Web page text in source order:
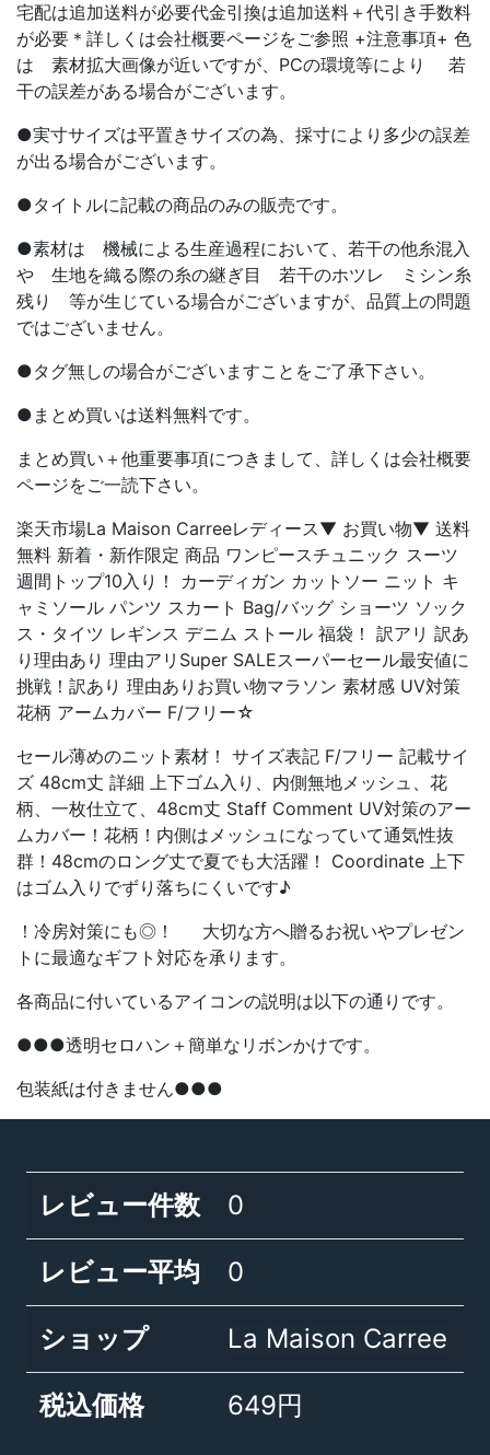
宅配は追加送料が必要代金引換は追加送料＋代引き手数料
が必要＊詳しくは会社概要ページをご参照 +注意事項+ 色
は 素材拡大画像が近いですが、PCの環境等により 若
干の誤差がある場合がございます。
●実寸サイズは平置きサイズの為、採寸により多少の誤差
が出る場合がございます。
●タイトルに記載の商品のみの販売です。
●素材は 機械による生産過程において、若干の他糸混入
や 生地を織る際の糸の継ぎ目 若干のホツレ ミシン糸
残り 等が生じている場合がございますが、品質上の問題
ではございません。
●タグ無しの場合がございますことをご了承下さい。
●まとめ買いは送料無料です。
まとめ買い＋他重要事項につきまして、詳しくは会社概要
ページをご一読下さい。
楽天市場La Maison Carreeレディース▼ お買い物▼ 送料
無料 新着・新作限定 商品 ワンピースチュニック スーツ
週間トップ10入り！ カーディガン カットソー ニット キ
ャミソール パンツ スカート Bag/バッグ ショーツ ソック
ス・タイツ レギンス デニム ストール 福袋！ 訳アリ 訳あ
り理由あり 理由アリSuper SALEスーパーセール最安値に
挑戦！訳あり 理由ありお買い物マラソン 素材感 UV対策
花柄 アームカバー F/フリー☆
セール薄めのニット素材！ サイズ表記 F/フリー 記載サイ
ズ 48cm丈 詳細 上下ゴム入り、内側無地メッシュ、花
柄、一枚仕立て、48cm丈 Staff Comment UV対策のアー
ムカバー！花柄！内側はメッシュになっていて通気性抜
群！48cmのロング丈で夏でも大活躍！ Coordinate 上下
はゴム入りでずり落ちにくいです♪
！冷房対策にも◎！ 大切な方へ贈るお祝いやプレゼン
トに最適なギフト対応を承ります。
各商品に付いているアイコンの説明は以下の通りです。
●●●透明セロハン＋簡単なリボンかけです。
包装紙は付きません●●●
レビュー件数 0
レビュー平均 0
ショップ La Maison Carree
税込価格 649円